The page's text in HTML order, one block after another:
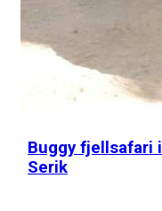
Buggy fjellsafari i
Serik